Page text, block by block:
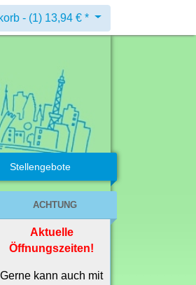
- (1) 13,94 € *
Stellengebote
ACHTUNG
Aktuelle
Öffnungszeiten!
Gerne kann auch mit